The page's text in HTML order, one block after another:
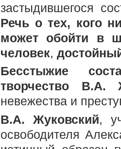
застыдившегося
Речь о тех, кого
может обойти в
человек,
Бесстыжие
творчество В.А.
невежества и
В.А. Жуковский,
освободителя